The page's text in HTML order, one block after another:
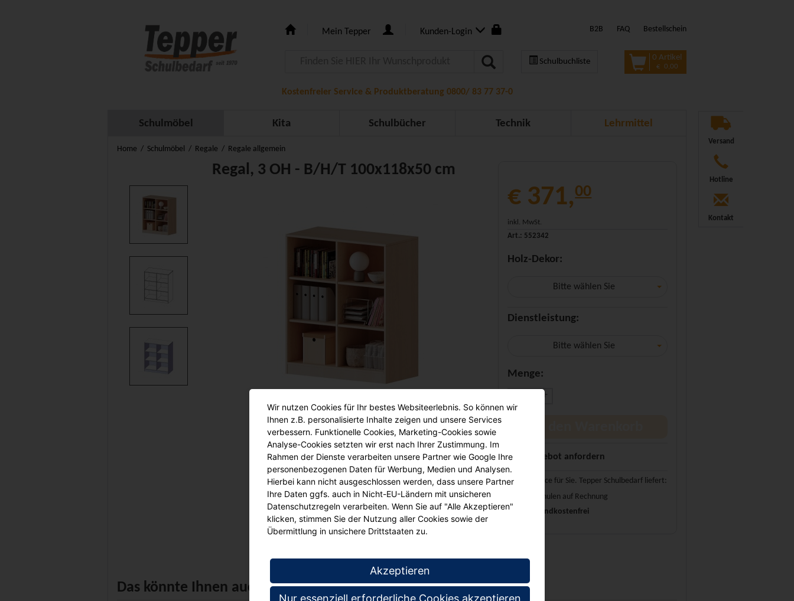
Mein Tepper Kunden-Login B2B FAQ Bestellschein
Schulbuchliste 0 Artikel
€ 0,00
Kostenfreier Service & Produktberatung 0800/ 83 77 37-0
Schulmöbel Kita Schulbücher Technik Lehrmittel
Versand
Hotline
Kontakt
Home Schulmöbel Regale Regale allgemein
Regal, 3 OH - B/H/T 100x118x50 cm
€ 371,00
inkl. MwSt.
Art.: 552342
Holz-Dekor:
Bitte wählen Sie
Dienstleistung:
Bitte wählen Sie
Menge:
Angebot anfordern
Unser Service für Sie. Tepper Schulbedarf liefert:
an Schulen auf Rechnung
versandkostenfrei
Das könnte Ihnen auch gefallen
Wir nutzen Cookies für Ihr bestes Websiteerlebnis. So können wir
Ihnen z.B. personalisierte Inhalte zeigen und unsere Services
verbessern. Funktionelle Cookies, Marketing-Cookies sowie
Analyse-Cookies setzten wir erst nach Ihrer Zustimmung. Im
Rahmen der Dienste verarbeiten unsere Partner wie Google Ihre
personenbezogenen Daten für Werbung, Medien und Analysen.
Hierbei kann nicht ausgeschlossen werden, dass unsere Partner
Ihre Daten ggfs. auch in Nicht-EU-Ländern mit unsicheren
Datenschutzregeln verarbeiten. Wenn Sie auf "Alle Akzeptieren"
klicken, stimmen Sie der Nutzung aller Cookies sowie der
Übermittlung in unsichere Drittstaaten zu.
Akzeptieren
Nur essenziell erforderliche Cookies akzeptieren